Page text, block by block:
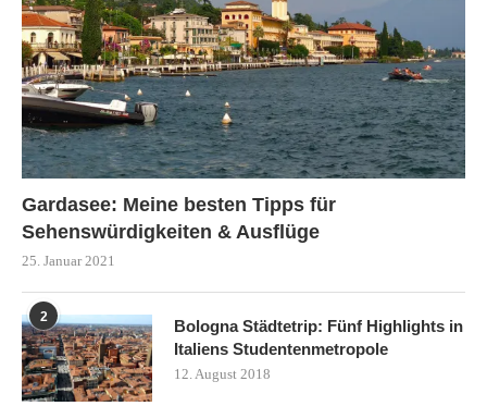
Gardasee: Meine besten Tipps für
Sehenswürdigkeiten & Ausflüge
25. Januar 2021
2
Bologna Städtetrip: Fünf Highlights in
Italiens Studentenmetropole
12. August 2018